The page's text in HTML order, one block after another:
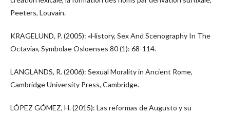
Peeters, Louvain.
KRAGELUND, P. (2005): «History, Sex And Scenography In The
Octavia», Symbolae Osloenses 80 (1): 68-114.
LANGLANDS, R. (2006): Sexual Morality in Ancient Rome,
Cambridge University Press, Cambridge.
LÓPEZ GÓMEZ, H. (2015): Las reformas de Augusto y su